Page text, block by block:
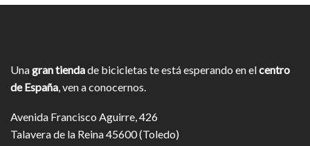
Unagran tiendade bicicletas te está esperando en elcentro
de España , ven a conocernos.
Avenida Francisco Aguirre, 426
Talavera de la Reina 45600 (Toledo)